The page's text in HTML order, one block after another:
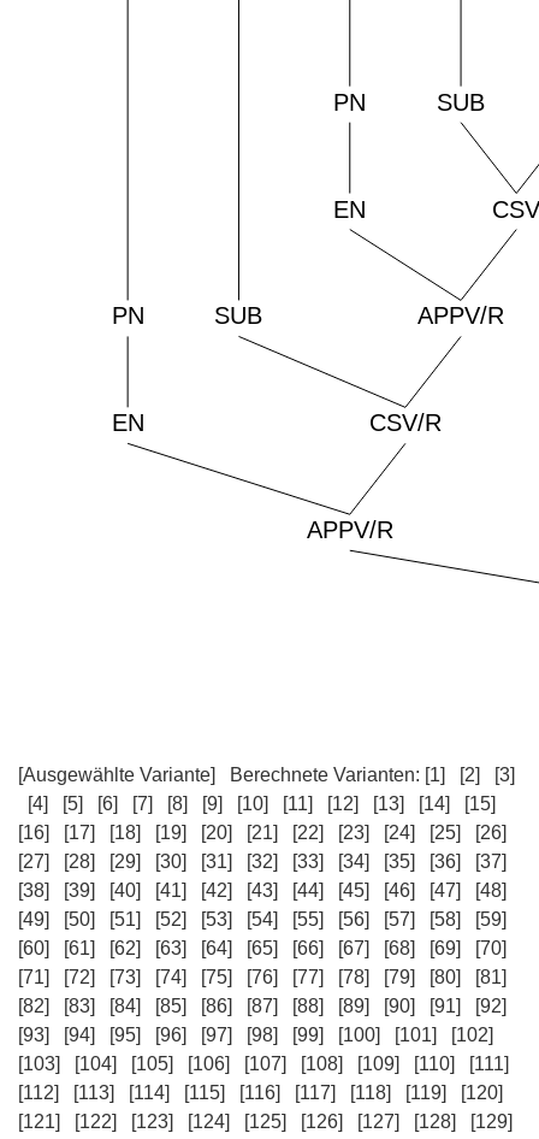
[Ausgewählte Variante] Berechnete Varianten: [1] [2]
[3]
[4]
[5] [6] [7] [8] [9] [10] [11] [12] [13] [14]
[15]
[16]
[17] [18] [19] [20] [21] [22] [23] [24] [25]
[26]
[27]
[28] [29] [30] [31] [32] [33] [34] [35] [36]
[37]
[38]
[39] [40] [41] [42] [43] [44] [45] [46] [47]
[48]
[49]
[50] [51] [52] [53] [54] [55] [56] [57] [58]
[59]
[60]
[61] [62] [63] [64] [65] [66] [67] [68] [69]
[70]
[71]
[72] [73] [74] [75] [76] [77] [78] [79] [80]
[81]
[82]
[83] [84] [85] [86] [87] [88] [89] [90] [91]
[92]
[93]
[94] [95] [96] [97] [98] [99] [100] [101]
[102]
[103]
[104] [105] [106] [107] [108] [109] [110]
[111]
[112]
[113] [114] [115] [116] [117] [118] [119]
[120]
[121]
[122] [123] [124] [125] [126] [127] [128]
[129]